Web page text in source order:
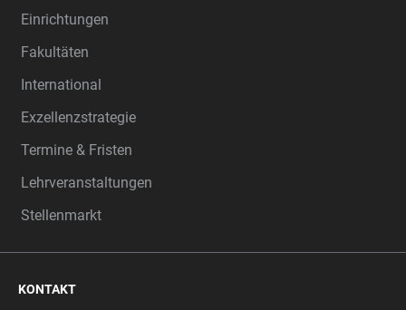
Einrichtungen
Fakultäten
International
Exzellenzstrategie
Termine & Fristen
Lehrveranstaltungen
Stellenmarkt
KONTAKT